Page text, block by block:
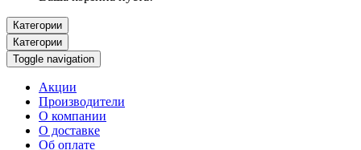
Категории
Категории
Toggle navigation
Акции
Производители
О компании
О доставке
Об оплате